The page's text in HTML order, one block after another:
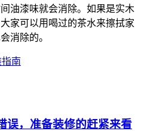
油漆味就会消除。如果是实木
家可以用喝过的茶水来擦拭家
消除的。
南
误，准备装修的赶紧来看